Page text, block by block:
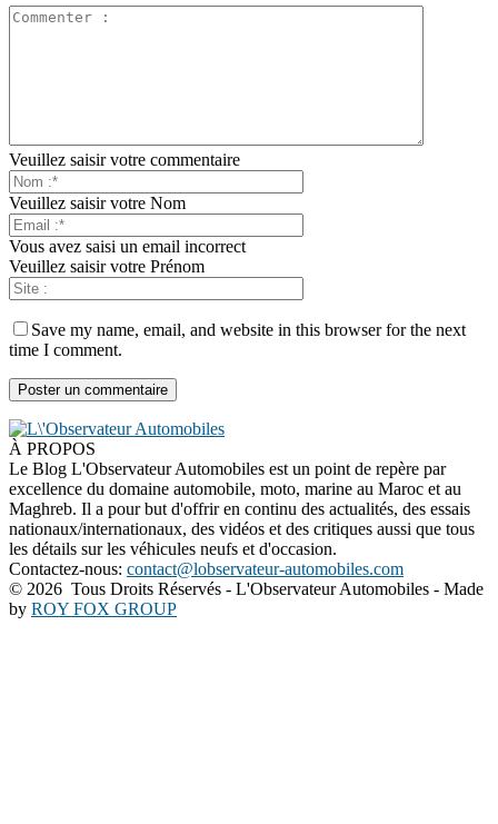
Veuillez saisir votre commentaire
Veuillez saisir votre Nom
Vous avez saisi un email incorrect
Veuillez saisir votre Prénom
Save my name, email, and website in this browser for the next
time I comment.
À PROPOS
Le Blog L'Observateur Automobiles est un point de repère par
excellence du domaine automobile, moto, marine au Maroc et au
Maghreb. Il a pour but d'offrir en continu des actualités, des essais
nationaux/internationaux, des vidéos et des critiques aussi que tous
les détails sur les véhicules neufs et d'occasion.
Contactez-nous: contact@lobservateur-automobiles.com
© 2026 Tous Droits Réservés - L'Observateur Automobiles - Made
by ROY FOX GROUP